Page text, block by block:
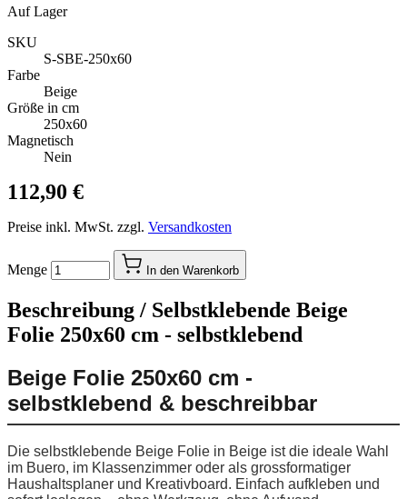
Auf Lager
SKU
S-SBE-250x60
Farbe
Beige
Größe in cm
250x60
Magnetisch
Nein
112,90 €
Preise inkl. MwSt. zzgl. Versandkosten
Menge In den Warenkorb
Beschreibung / Selbstklebende Beige
Folie 250x60 cm - selbstklebend
Beige Folie 250x60 cm -
selbstklebend & beschreibbar
Die selbstklebende Beige Folie in Beige ist die ideale Wahl
im Buero, im Klassenzimmer oder als grossformatiger
Haushaltsplaner und Kreativboard. Einfach aufkleben und